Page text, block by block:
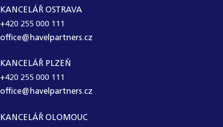
KANCELÁŘ OSTRAVA
+420 255 000 111
office@havelpartners.cz
KANCELÁŘ PLZEŇ
+420 255 000 111
office@havelpartners.cz
KANCELÁŘ OLOMOUC